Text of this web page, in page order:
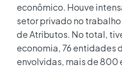
econômico. Houve
setor privado no
de Atributos. No total,
economia, 76 entidades
envolvidas, mais de 800